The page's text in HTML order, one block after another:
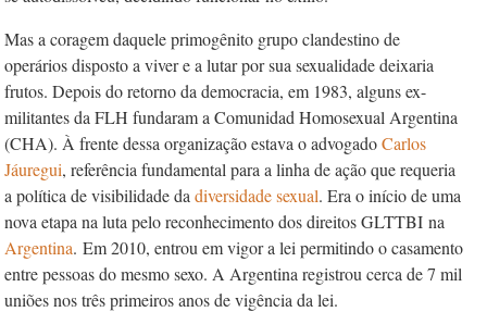
Mas a coragem daquele primogênito grupo clandestino de
operários disposto a viver e a lutar por sua sexualidade deixaria
frutos. Depois do retorno da democracia, em 1983, alguns ex-
militantes da FLH fundaram a Comunidad Homosexual Argentina
(CHA). À frente dessa organização estava o advogadoCarlos
Jáuregui, referência fundamental para a linha de ação que requeria
a política de visibilidade da diversidade sexual. Era o início de uma
nova etapa na luta pelo reconhecimento dos direitos GLTTBI na
Argentina. Em 2010, entrou em vigor a lei permitindo o casamento
entre pessoas do mesmo sexo. A Argentina registrou cerca de 7 mil
uniões nos três primeiros anos de vigência da lei.